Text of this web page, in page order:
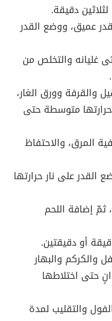
دقيقة.
عميق، ووضع القدر
غليانه والتخلص من
والقرفة وورق الغار،
متوسطة حتى
المرق، والاحتفاظ
على نار حرارتها
ثمّ إضافة اللحم
أو دقيقتين.
والكركم والبهار
حتى اختلاطها
والتقليب لمدة